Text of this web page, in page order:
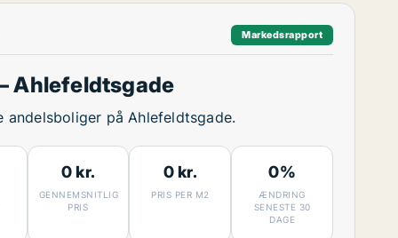
Markedsrapport
Ahlefeldtsgade
andelsboliger på Ahlefeldtsgade.
0 kr.
GENNEMSNITLIG
PRIS
0 kr.
PRIS PER M2
0%
ÆNDRING
SENESTE 30
DAGE